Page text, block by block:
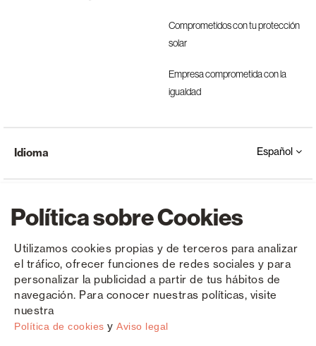
Política sobre Cookies
Utilizamos cookies propias y de terceros para analizar
el tráfico, ofrecer funciones de redes sociales y para
personalizar la publicidad a partir de tus hábitos de
navegación. Para conocer nuestras políticas, visite
nuestra
Política de cookies y Aviso legal
Comprometidos con tu protección
solar
Empresa comprometida con la
igualdad
Copyright © Saxun 2023 - 2026 Política de privacidad Aviso legal Cookies
Idioma Español